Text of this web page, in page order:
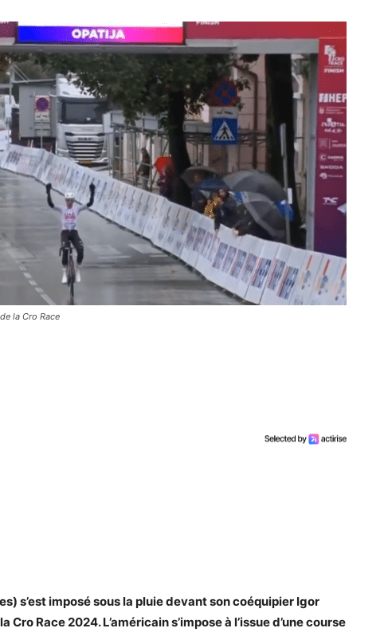
la Cro Race
s’est imposé sous la pluie devant son coéquipier Igor
Race 2024. L’américain s’impose à l’issue d’une course